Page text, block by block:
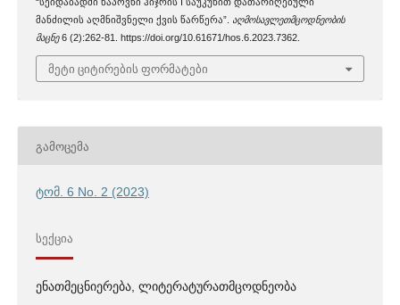
მანძილის აღმნიშვნელი ქვის წარწერა”. აღმოსავლეთმცოდნეობის
მაცნე6 (2):262-81. https://doi.org/10.61671/hos.6.2023.7362.
მეტი ციტირების ფორმატები
ᲒᲐᲛᲝᲪᲔᲛᲐ
ტომ. 6 No. 2 (2023)
ᲡᲔᲥᲪᲘᲐ
ენათმეცნიერება, ლიტერატურათმცოდნეობა